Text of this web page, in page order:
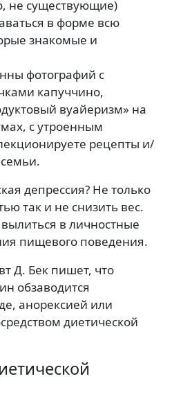
не существующие)
в форме всю
знакомые и
фотографий с
капуччино,
вуайеризм» на
с утроенным
рецепты и/
депрессия? Не только
так и не снизить вес.
в личностные
пищевого поведения.
Д. Бек пишет, что
обзаводится
анорексией или
диетической